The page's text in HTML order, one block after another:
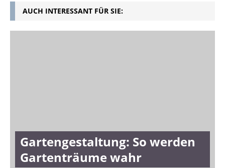
AUCH INTERESSANT FÜR SIE:
Gartengestaltung: So werden
Gartenträume wahr